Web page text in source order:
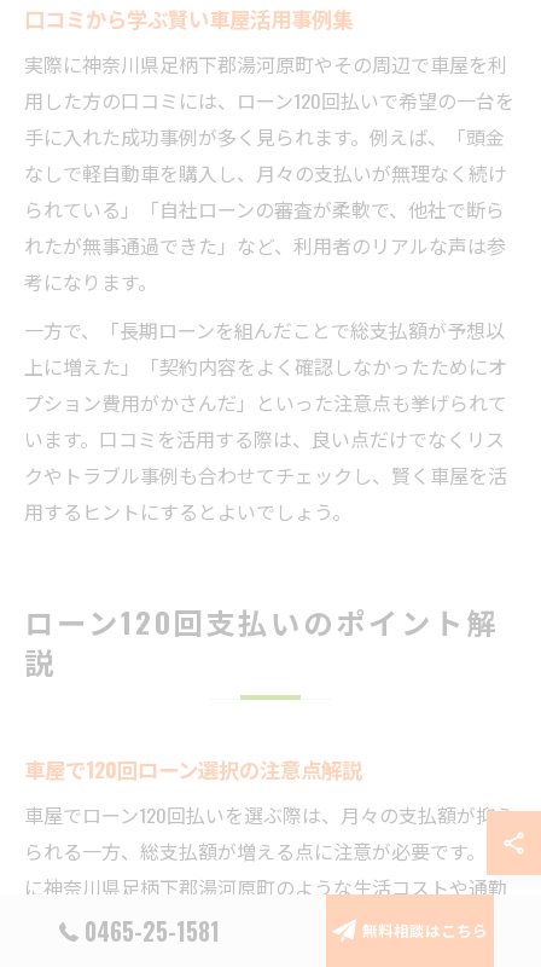
口コミから学ぶ賢い車屋活用事例集
実際に神奈川県足柄下郡湯河原町やその周辺で車屋を利
用した方の口コミには、ローン120回払いで希望の一台を
手に入れた成功事例が多く見られます。例えば、「頭金
なしで軽自動車を購入し、月々の支払いが無理なく続け
られている」「自社ローンの審査が柔軟で、他社で断ら
れたが無事通過できた」など、利用者のリアルな声は参
考になります。
一方で、「長期ローンを組んだことで総支払額が予想以
上に増えた」「契約内容をよく確認しなかったためにオ
プション費用がかさんだ」といった注意点も挙げられて
います。口コミを活用する際は、良い点だけでなくリス
クやトラブル事例も合わせてチェックし、賢く車屋を活
用するヒントにするとよいでしょう。
ローン120回支払いのポイント解
説
車屋で120回ローン選択の注意点解説
車屋でローン120回払いを選ぶ際は、月々の支払額が抑え
られる一方、総支払額が増える点に注意が必要です。特
に神奈川県足柄下郡湯河原町のような生活コストや通勤
事情を考慮した場合、長期ローンは家計の安定に寄与し
0465-25-1581 無料相談はこちら